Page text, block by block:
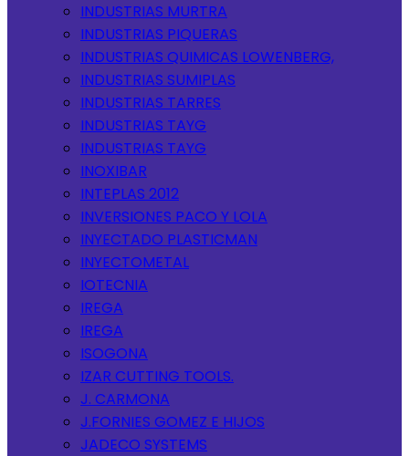
INDUSTRIAS MURTRA
INDUSTRIAS PIQUERAS
INDUSTRIAS QUIMICAS LOWENBERG,
INDUSTRIAS SUMIPLAS
INDUSTRIAS TARRES
INDUSTRIAS TAYG
INDUSTRIAS TAYG
INOXIBAR
INTEPLAS 2012
INVERSIONES PACO Y LOLA
INYECTADO PLASTICMAN
INYECTOMETAL
IOTECNIA
IREGA
IREGA
ISOGONA
IZAR CUTTING TOOLS.
J. CARMONA
J.FORNIES GOMEZ E HIJOS
JADECO SYSTEMS